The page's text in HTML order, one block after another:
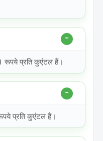
रूपये प्रति कुएंटल हैं।
प्रति कुएंटल हैं।